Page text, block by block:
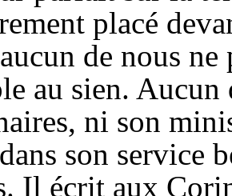
placé
de nous
au sien. Aucun
ni son
son service
Il écrit aux